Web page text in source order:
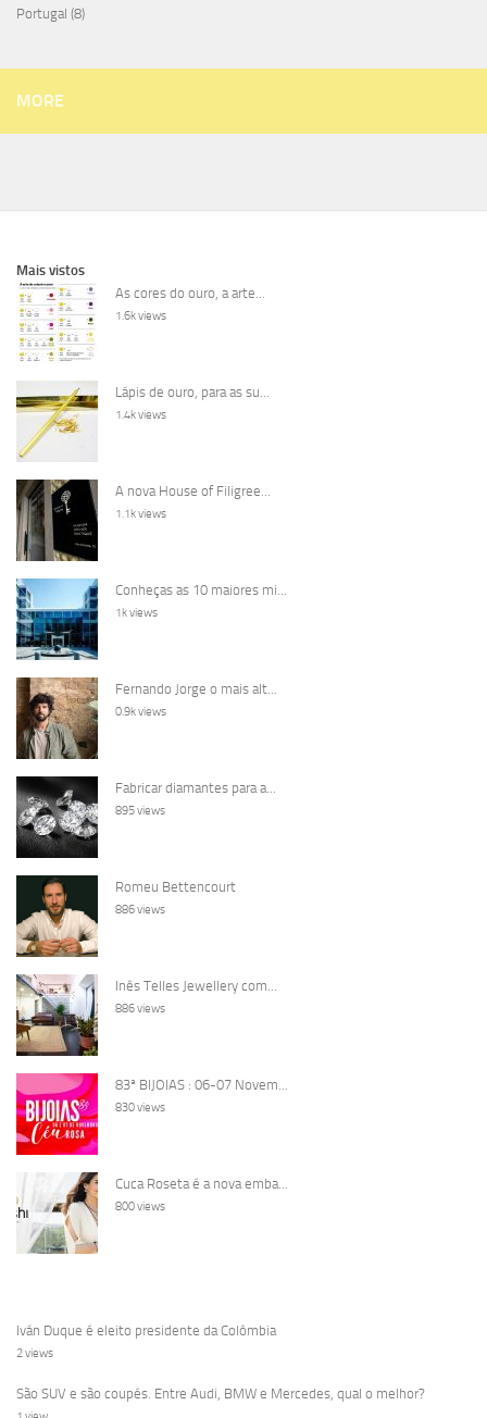
Portugal (8)
MORE
Mais vistos
As cores do ouro, a arte...
1.6k views
Lápis de ouro, para as su...
1.4k views
A nova House of Filigree...
1.1k views
Conheças as 10 maiores mi...
1k views
Fernando Jorge o mais alt...
0.9k views
Fabricar diamantes para a...
895 views
Romeu Bettencourt
886 views
Inês Telles Jewellery com...
886 views
83ª BIJOIAS : 06-07 Novem...
830 views
Cuca Roseta é a nova emba...
800 views
Iván Duque é eleito presidente da Colômbia
2 views
São SUV e são coupés. Entre Audi, BMW e Mercedes, qual o melhor?